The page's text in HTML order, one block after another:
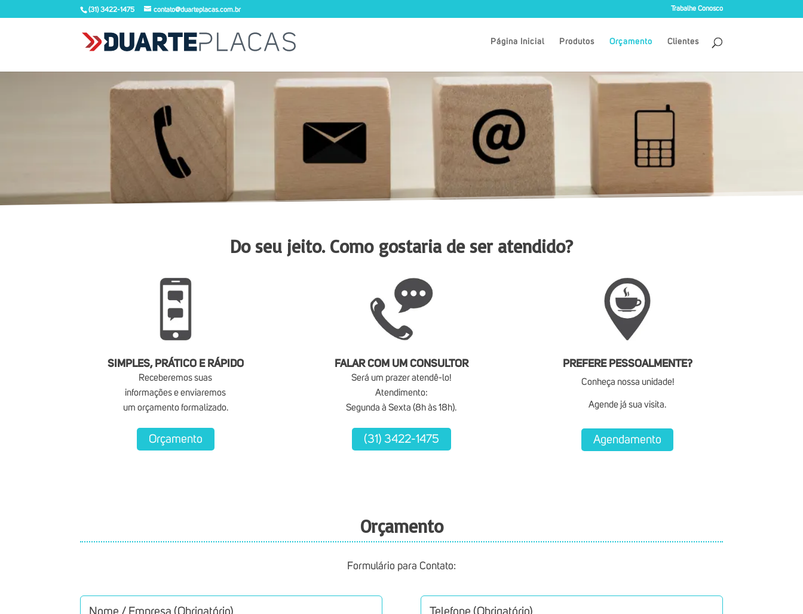
(31) 3422-1475 contato@duarteplacas.com.br Trabalhe Conosco
Página Inicial Produtos Orçamento Clientes
Do seu jeito. Como gostaria de ser atendido?
SIMPLES, PRÁTICO E RÁPIDO
Receberemos suas
informações e enviaremos
um orçamento formalizado.
Orçamento
FALAR COM UM CONSULTOR
Será um prazer atendê-lo!
Atendimento:
Segunda à Sexta (8h às 18h).
(31) 3422-1475
PREFERE PESSOALMENTE?
Conheça nossa unidade!
Agende já sua visita.
Agendamento
Orçamento
Formulário para Contato: